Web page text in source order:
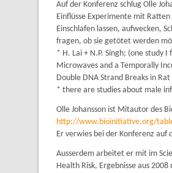
Auf der Konferenz schlug Olle
Einflüsse Experimente mit
Einschlafen lassen, aufwecken,
fragen, ob sie getötet werden
* H. Lai + N.P. Singh; (one study
Microwaves and a Temporally
Double DNA Strand Breaks in Rat
* there are studies about male
Olle Johansson ist Mitautor des
http://www.bioinitiative.org/
Er verwies bei der Konferenz
Ausserdem arbeitet er mit im
Health Risk, Ergebnisse aus